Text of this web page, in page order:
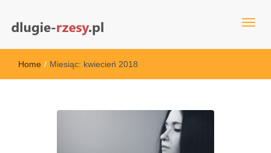
dlugie-rzesy.pl
Home / Miesiąc: kwiecień 2018